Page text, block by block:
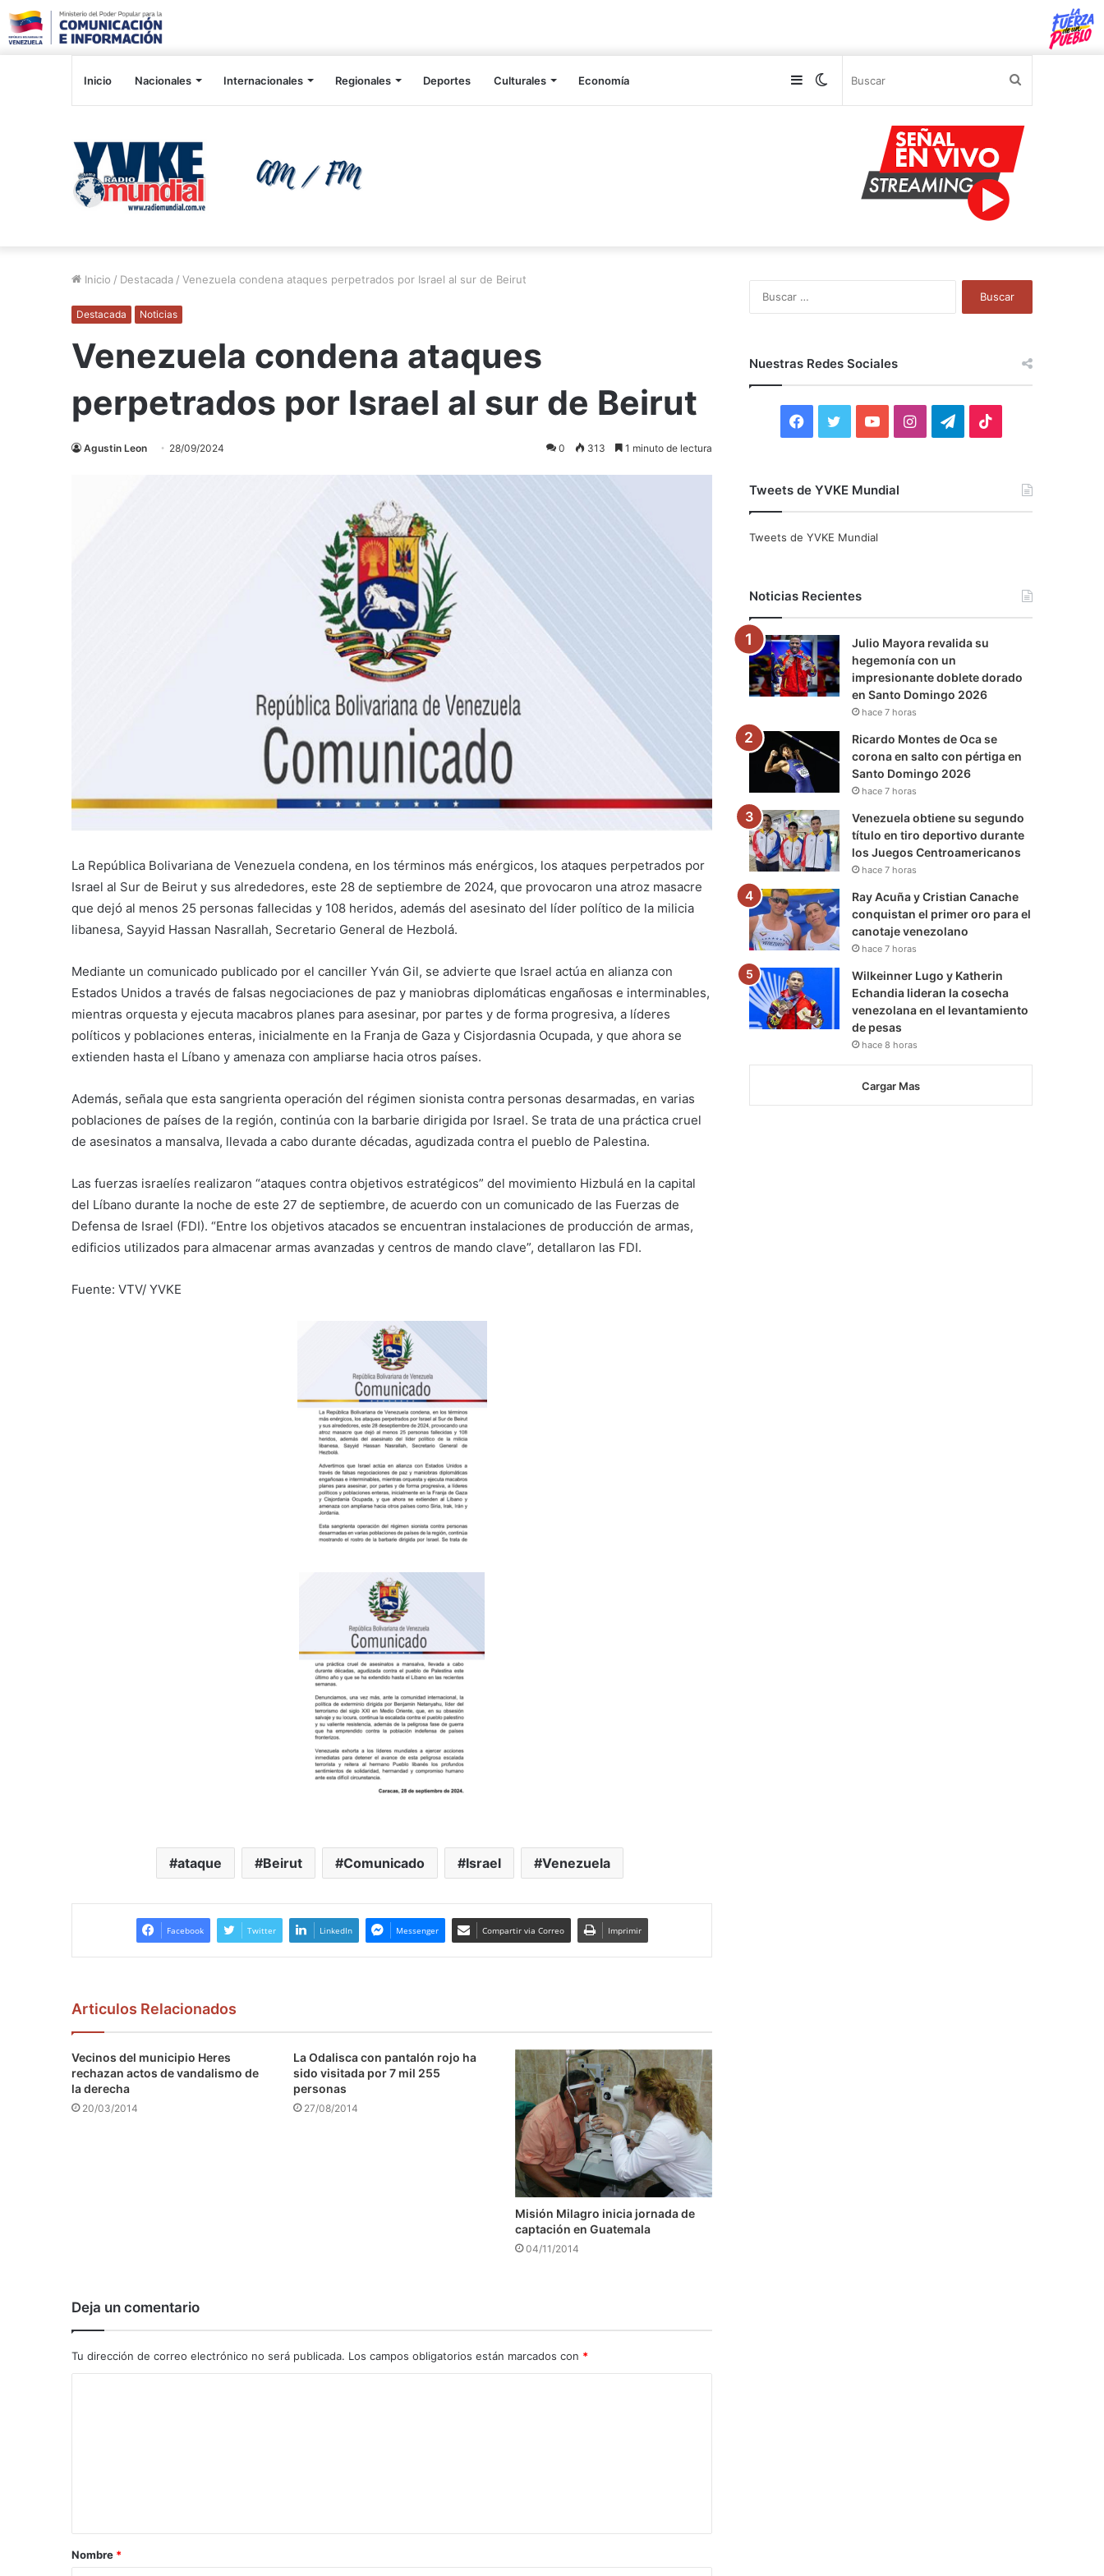
Inicio Nacionales Internacionales Regionales Deportes Culturales Economía Switch
Sidebar
Inicio / Destacada / Venezuela condena ataques perpetrados por Israel al sur de Beirut
Destacada Noticias
Venezuela condena ataques
perpetrados por Israel al sur de Beirut
Agustin Leon 28/09/2024 0 313 1 minuto de lectura
La República Bolivariana de Venezuela condena, en los términos más enérgicos, los ataques perpetrados por
Israel al Sur de Beirut y sus alrededores, este 28 de septiembre de 2024, que provocaron una atroz masacre
que dejó al menos 25 personas fallecidas y 108 heridos, además del asesinato del líder político de la milicia
libanesa, Sayyid Hassan Nasrallah, Secretario General de Hezbolá.
Mediante un comunicado publicado por el canciller Yván Gil, se advierte que Israel actúa en alianza con
Estados Unidos a través de falsas negociaciones de paz y maniobras diplomáticas engañosas e interminables,
mientras orquesta y ejecuta macabros planes para asesinar, por partes y de forma progresiva, a líderes
políticos y poblaciones enteras, inicialmente en la Franja de Gaza y Cisjordasnia Ocupada, y que ahora se
extienden hasta el Líbano y amenaza con ampliarse hacia otros países.
Además, señala que esta sangrienta operación del régimen sionista contra personas desarmadas, en varias
poblaciones de países de la región, continúa con la barbarie dirigida por Israel. Se trata de una práctica cruel
de asesinatos a mansalva, llevada a cabo durante décadas, agudizada contra el pueblo de Palestina.
Las fuerzas israelíes realizaron “ataques contra objetivos estratégicos” del movimiento Hizbulá en la capital
del Líbano durante la noche de este 27 de septiembre, de acuerdo con un comunicado de las Fuerzas de
Defensa de Israel (FDI). “Entre los objetivos atacados se encuentran instalaciones de producción de armas,
edificios utilizados para almacenar armas avanzadas y centros de mando clave”, detallaron las FDI.
Fuente: VTV/ YVKE
ataque Beirut Comunicado Israel Venezuela
Facebook Twitter LinkedIn Messenger Compartir via Correo Imprimir
Articulos Relacionados
Vecinos del municipio Heres
rechazan actos de vandalismo de
la derecha
20/03/2014
La Odalisca con pantalón rojo ha
sido visitada por 7 mil 255
personas
27/08/2014
Misión Milagro inicia jornada de
captación en Guatemala
04/11/2014
Deja un comentario
Tu dirección de correo electrónico no será publicada. Los campos obligatorios están marcados con *
a
r
Nombre *
Nuestras Redes Sociales
F
c
o
k
i
r
Y
u
e
I
r
a
m
T
a
m
Tweets de YVKE Mundial
Tweets de YVKE Mundial
Noticias Recientes
Julio Mayora revalida su
hegemonía con un
impresionante doblete dorado
en Santo Domingo 2026
hace 7 horas
Ricardo Montes de Oca se
corona en salto con pértiga en
Santo Domingo 2026
hace 7 horas
Venezuela obtiene su segundo
título en tiro deportivo durante
los Juegos Centroamericanos
hace 7 horas
Ray Acuña y Cristian Canache
conquistan el primer oro para el
canotaje venezolano
hace 7 horas
Wilkeinner Lugo y Katherin
Echandia lideran la cosecha
venezolana en el levantamiento
de pesas
hace 8 horas
Cargar Mas